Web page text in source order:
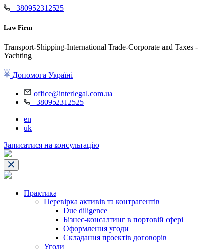
+380952312525
Law Firm
Transport-Shipping-International Trade-Corporate and Taxes -
Yachting
Допомога Україні
office@interlegal.com.ua
+380952312525
en
uk
Записатися на консультацію
Практика
Перевірка активів та контрагентів
Due diligence
Бізнес-консалтинг в портовій сфері
Оформлення угоди
Складання проектів договорів
Угоди